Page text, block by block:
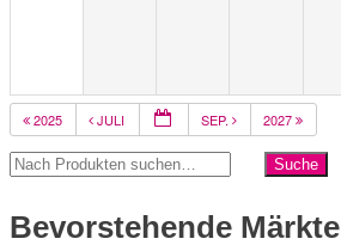
2025 JULI SEP. 2027
Bevorstehende Märkte